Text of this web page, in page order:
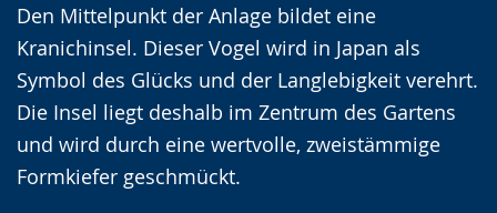
Den Mittelpunkt der Anlage bildet eine
Kranichinsel. Dieser Vogel wird in Japan als
Symbol des Glücks und der Langlebigkeit verehrt.
Die Insel liegt deshalb im Zentrum des Gartens
und wird durch eine wertvolle, zweistämmige
Formkiefer geschmückt.